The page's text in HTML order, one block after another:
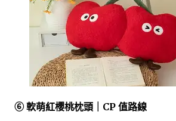
⑥ 軟萌紅櫻桃枕頭｜CP 值路線